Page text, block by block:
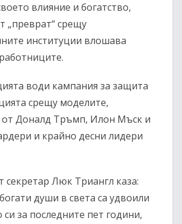
влияние и богатство,
„преврат“ срещу
институции влошава
води кампания за защита
срещу моделите,
от Доналд Тръмп, Илон Мъск и
и крайно десни лидери
секретар Люк Триангл каза:
души в света са удвоили
си за последните пет години,